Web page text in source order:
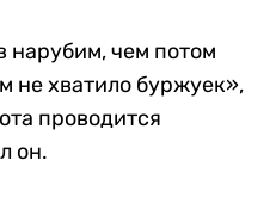
чем потом
не хватило буржуек»,
проводится
он.